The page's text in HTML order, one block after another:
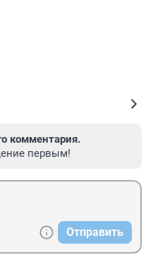
комментария.
первым!
Отправить